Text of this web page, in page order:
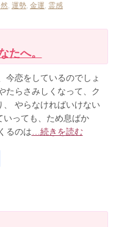
, 運勢, 金運 霊感
たへ。
恋をしているのでしょ
たらさみしくなって、ク
、 やらなければいけない
いっても、ため息ばか
るのは …続きを読む